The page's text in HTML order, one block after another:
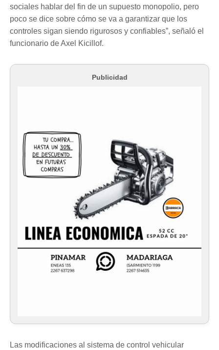
sociales hablar del fin de un supuesto monopolio, pero
poco se dice sobre cómo se va a garantizar que los
controles sigan siendo rigurosos y confiables”, señaló el
funcionario de Axel Kicillof.
Publicidad
Las modificaciones al sistema de control vehicular